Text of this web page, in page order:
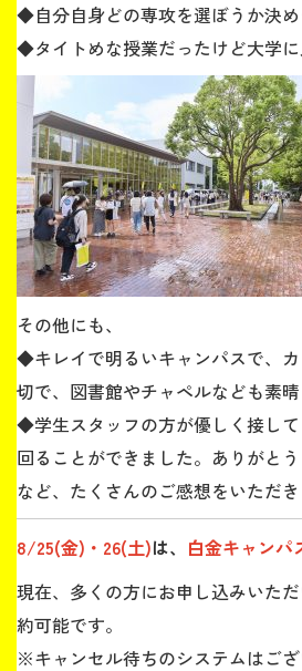
◆自分自身どの専攻を選ぼうか決め
◆タイトめな授業だったけど大学に
その他にも、
◆キレイで明るいキャンパスで、
切で、図書館やチャペルなども素晴
◆学生スタッフの方が優しく接し
回ることができました。ありがとう
など、たくさんのご感想をいただ
8/25(金)・26(土)は、 白金キャンパ
現在、多くの方にお申し込みいた
約可能です。
※キャンセル待ちのシステムはご